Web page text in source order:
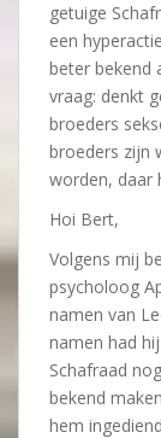
getuige
een
beter bekend
vraag: denkt
broeders
broeders zijn
worden, daar
Hoi Bert,
Volgens mij
psycholoog
namen van
namen had
Schafraad
bekend
hem